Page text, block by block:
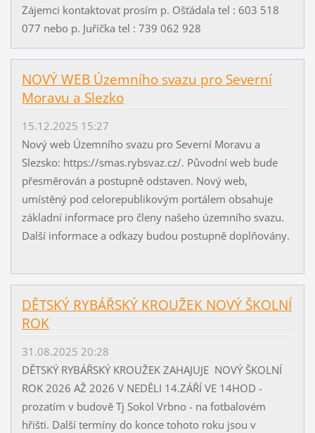
Zájemci kontaktovat prosím p. Ošťádala tel : 603 518
077 nebo p. Juříčka tel : 739 062 928
NOVÝ WEB Územního svazu pro Severní
Moravu a Slezko
15.12.2025 15:27
Nový web Územního svazu pro Severní Moravu a
Slezsko: https://smas.rybsvaz.cz/. Původní web bude
přesměrován a postupně odstaven. Nový web,
umístěný pod celorepublikovým portálem obsahuje
základní informace pro členy našeho územního svazu.
Další informace a odkazy budou postupně doplňovány.
DĚTSKÝ RYBÁŘSKÝ KROUŽEK NOVÝ ŠKOLNÍ
ROK
31.08.2025 20:28
DĚTSKÝ RYBÁŘSKÝ KROUŽEK ZAHAJUJE NOVÝ ŠKOLNÍ
ROK 2026 AŽ 2026 V NEDĚLI 14.ZÁŘÍ VE 14HOD -
prozatím v budově Tj Sokol Vrbno - na fotbalovém
hřišti. Další termíny do konce tohoto roku jsou v